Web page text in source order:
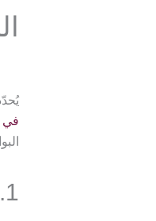
في
1. تقديم الشكوى الأولية: